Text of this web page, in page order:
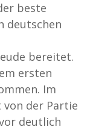
beste
deutschen
bereitet.
ersten
Im
der Partie
deutlich